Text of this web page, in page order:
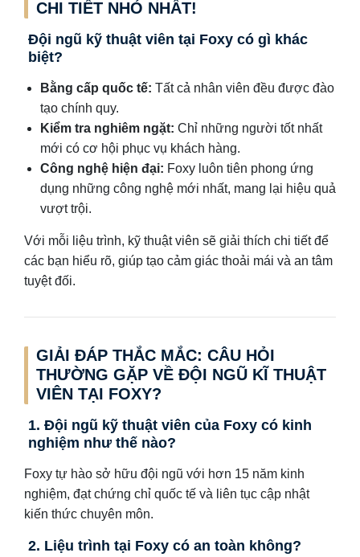
CHI TIẾT NHỎ NHẤT!
Đội ngũ kỹ thuật viên tại Foxy có gì khác
biệt?
Bằng cấp quốc tế: Tất cả nhân viên đều được đào
tạo chính quy.
Kiểm tra nghiêm ngặt: Chỉ những người tốt nhất
mới có cơ hội phục vụ khách hàng.
Công nghệ hiện đại: Foxy luôn tiên phong ứng
dụng những công nghệ mới nhất, mang lại hiệu quả
vượt trội.
Với mỗi liệu trình, kỹ thuật viên sẽ giải thích chi tiết để
các bạn hiểu rõ, giúp tạo cảm giác thoải mái và an tâm
tuyệt đối.
GIẢI ĐÁP THẮC MẮC: CÂU HỎI
THƯỜNG GẶP VỀ ĐỘI NGŨ KĨ THUẬT
VIÊN TẠI FOXY?
1. Đội ngũ kỹ thuật viên của Foxy có kinh
nghiệm như thế nào?
Foxy tự hào sở hữu đội ngũ với hơn 15 năm kinh
nghiệm, đạt chứng chỉ quốc tế và liên tục cập nhật
kiến thức chuyên môn.
2. Liệu trình tại Foxy có an toàn không?